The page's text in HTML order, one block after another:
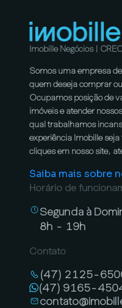
Imobille Negócios |
Somos uma empresa
quem deseja comprar
Ocupamos posição de
imóveis e atender
qual trabalhamos
experiência Imobille
cliques em nosso site,
Saiba mais sobre
Horário de
Segunda à
8h - 19h
Contato
(47) 2125-
(47) 9165-